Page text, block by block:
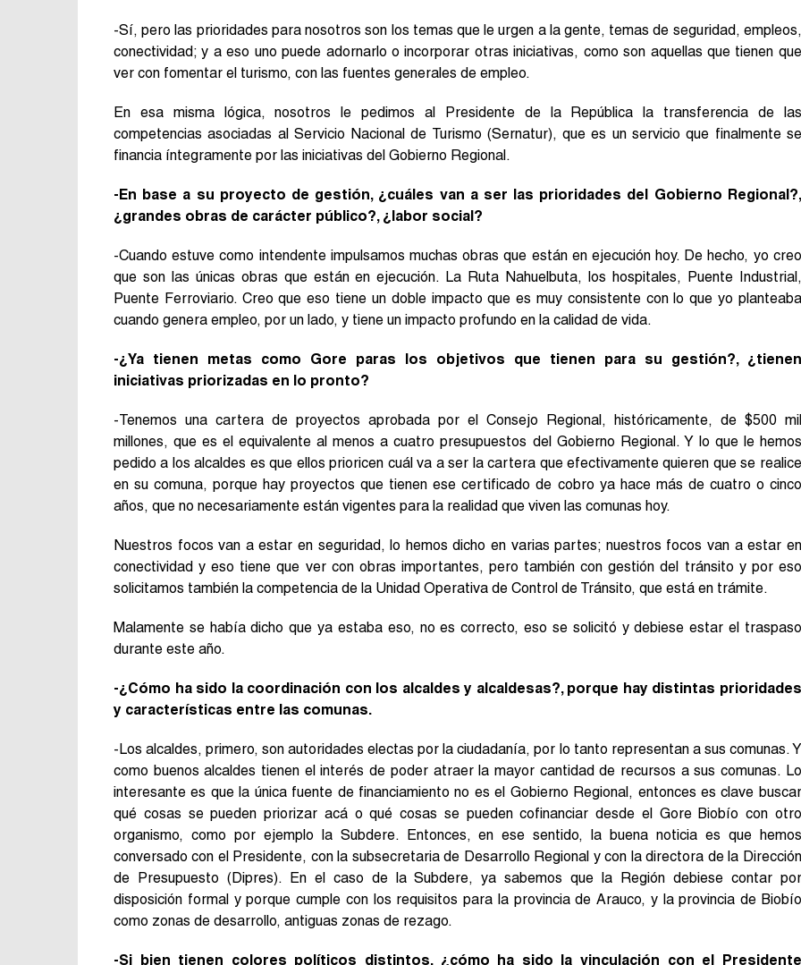
-Sí, pero las prioridades para nosotros son los temas que le urgen a la gente, temas de seguridad, empleos,
conectividad; y a eso uno puede adornarlo o incorporar otras iniciativas, como son aquellas que tienen que
ver con fomentar el turismo, con las fuentes generales de empleo.
En esa misma lógica, nosotros le pedimos al Presidente de la República la transferencia de las
competencias asociadas al Servicio Nacional de Turismo (Sernatur), que es un servicio que finalmente se
financia íntegramente por las iniciativas del Gobierno Regional.
-En base a su proyecto de gestión, ¿cuáles van a ser las prioridades del Gobierno Regional?,
¿grandes obras de carácter público?, ¿labor social?
-Cuando estuve como intendente impulsamos muchas obras que están en ejecución hoy. De hecho, yo creo
que son las únicas obras que están en ejecución. La Ruta Nahuelbuta, los hospitales, Puente Industrial,
Puente Ferroviario. Creo que eso tiene un doble impacto que es muy consistente con lo que yo planteaba
cuando genera empleo, por un lado, y tiene un impacto profundo en la calidad de vida.
-¿Ya tienen metas como Gore paras los objetivos que tienen para su gestión?, ¿tienen
iniciativas priorizadas en lo pronto?
-Tenemos una cartera de proyectos aprobada por el Consejo Regional, históricamente, de $500 mil
millones, que es el equivalente al menos a cuatro presupuestos del Gobierno Regional. Y lo que le hemos
pedido a los alcaldes es que ellos prioricen cuál va a ser la cartera que efectivamente quieren que se realice
en su comuna, porque hay proyectos que tienen ese certificado de cobro ya hace más de cuatro o cinco
años, que no necesariamente están vigentes para la realidad que viven las comunas hoy.
Nuestros focos van a estar en seguridad, lo hemos dicho en varias partes; nuestros focos van a estar en
conectividad y eso tiene que ver con obras importantes, pero también con gestión del tránsito y por eso
solicitamos también la competencia de la Unidad Operativa de Control de Tránsito, que está en trámite.
Malamente se había dicho que ya estaba eso, no es correcto, eso se solicitó y debiese estar el traspaso
durante este año.
-¿Cómo ha sido la coordinación con los alcaldes y alcaldesas?, porque hay distintas prioridades
y características entre las comunas.
-Los alcaldes, primero, son autoridades electas por la ciudadanía, por lo tanto representan a sus comunas. Y
como buenos alcaldes tienen el interés de poder atraer la mayor cantidad de recursos a sus comunas. Lo
interesante es que la única fuente de financiamiento no es el Gobierno Regional, entonces es clave buscar
qué cosas se pueden priorizar acá o qué cosas se pueden cofinanciar desde el Gore Biobío con otro
organismo, como por ejemplo la Subdere. Entonces, en ese sentido, la buena noticia es que hemos
conversado con el Presidente, con la subsecretaria de Desarrollo Regional y con la directora de la Dirección
de Presupuesto (Dipres). En el caso de la Subdere, ya sabemos que la Región debiese contar por
disposición formal y porque cumple con los requisitos para la provincia de Arauco, y la provincia de Biobío
como zonas de desarrollo, antiguas zonas de rezago.
-Si bien tienen colores políticos distintos, ¿cómo ha sido la vinculación con el Presidente